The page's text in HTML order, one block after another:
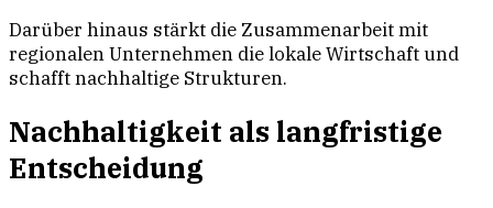
Darüber hinaus stärkt die Zusammenarbeit mit
regionalen Unternehmen die lokale Wirtschaft und
schafft nachhaltige Strukturen.
Nachhaltigkeit als langfristige
Entscheidung